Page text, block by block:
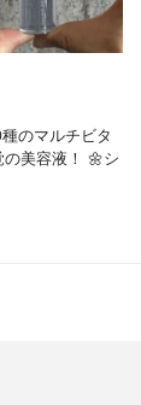
ミン、赤227
のマルチビタ
美容液！ 🌼シ